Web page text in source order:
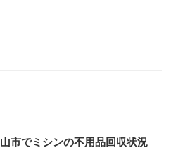
市でミシンの不用品回収状況